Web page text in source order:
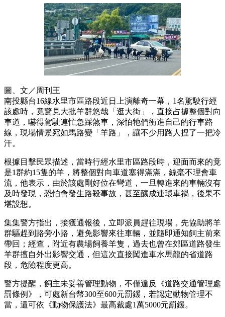
圖、文／周刊王
南投縣台16線水里市區路段近日上演離奇一幕，1名駕駛行經
該處時，竟驚見大批羊群悠哉「逛大街」，直接占據整個對向
車道，嚇得駕駛連忙急踩煞車，深怕牠們衝進自己的行車路
線，現場情景宛如馬路變「羊路」，讓不少用路人捏了一把冷
汗。
根據目擊民眾描述，當時行經水里市區路段時，迎面而來的竟
是1群約15隻的羊，將整個對向車道塞得滿滿，絲毫不理會車
流，他表示，由於該處剛好位在彎道，一旦轉進來的車輛沒有
及時發現，恐怕會發生路殺事故，甚至釀成連環車禍，後果不
堪設想。
集集警方指出，接獲通報後，立即派員趕往現場，先協助將羊
群驅趕到路旁小路，避免影響來往車輛，並隨即通知飼主前來
帶回；經查，附近有農場飼養羊隻，過去也曾在郊區道路發生
羊群擅自外出影響交通，但這次直接闖進車水馬龍的省道路
段，危險程度更高。
警方提醒，飼主未妥善管理動物，不僅違反《道路交通管理處
罰條例》，可處新台幣300至600元罰鍰，若認定動物管理不
當，還可依《動物保護法》最高裁處1萬5000元罰鍰。